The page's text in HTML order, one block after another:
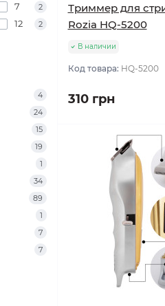
7 2
12 2
4
24
15
19
1
34
89
1
7
7
Триммер для
Rozia HQ-5200
В наличии
Код товара: HQ-5200
310 грн